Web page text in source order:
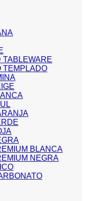
TABLEWARE
TEMPLADO
BLANCA
NEGRA